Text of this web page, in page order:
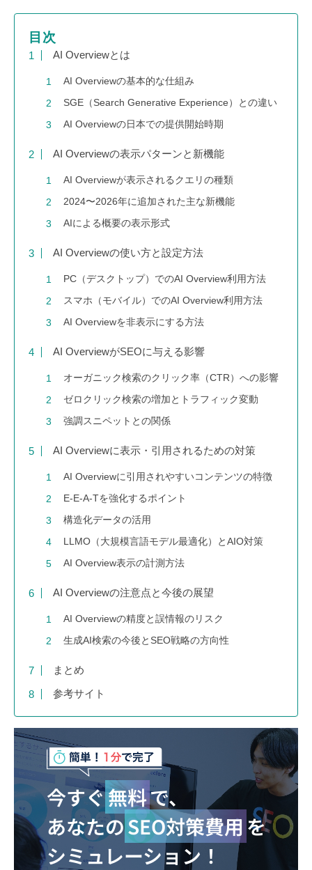
目次
AI Overviewとは
AI Overviewの基本的な仕組み
SGE（Search Generative Experience）との違い
AI Overviewの日本での提供開始時期
AI Overviewの表示パターンと新機能
AI Overviewが表示されるクエリの種類
2024〜2026年に追加された主な新機能
AIによる概要の表示形式
AI Overviewの使い方と設定方法
PC（デスクトップ）でのAI Overview利用方法
スマホ（モバイル）でのAI Overview利用方法
AI Overviewを非表示にする方法
AI OverviewがSEOに与える影響
オーガニック検索のクリック率（CTR）への影響
ゼロクリック検索の増加とトラフィック変動
強調スニペットとの関係
AI Overviewに表示・引用されるための対策
AI Overviewに引用されやすいコンテンツの特徴
E-E-A-Tを強化するポイント
構造化データの活用
LLMO（大規模言語モデル最適化）とAIO対策
AI Overview表示の計測方法
AI Overviewの注意点と今後の展望
AI Overviewの精度と誤情報のリスク
生成AI検索の今後とSEO戦略の方向性
まとめ
参考サイト
今すぐ無料で、
あなたのSEO対策費用 を
シミュレーション！